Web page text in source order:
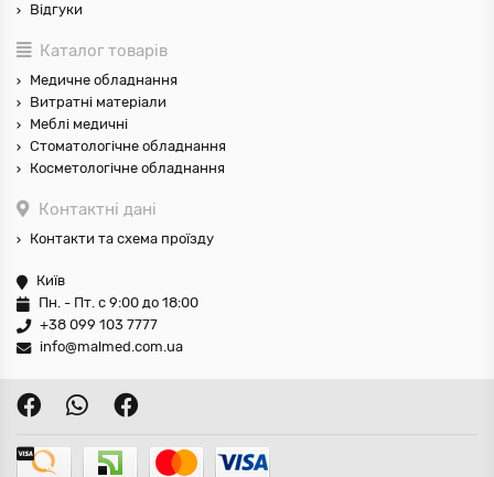
Відгуки
Каталог товарів
Медичне обладнання
Витратні матеріали
Меблі медичні
Стоматологічне обладнання
Косметологічне обладнання
Контактні дані
Контакти та схема проїзду
Київ
Пн. - Пт. с 9:00 до 18:00
+38 099 103 7777
info@malmed.com.ua